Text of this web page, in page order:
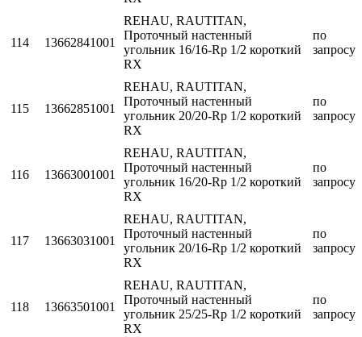
114 13662841001
REHAU, RAUTITAN,
Проточный настенный
угольник 16/16-Rp 1/2 короткий
RX
по
запросу
115 13662851001
REHAU, RAUTITAN,
Проточный настенный
угольник 20/20-Rp 1/2 короткий
RX
по
запросу
116 13663001001
REHAU, RAUTITAN,
Проточный настенный
угольник 16/20-Rp 1/2 короткий
RX
по
запросу
117 13663031001
REHAU, RAUTITAN,
Проточный настенный
угольник 20/16-Rp 1/2 короткий
RX
по
запросу
118 13663501001
REHAU, RAUTITAN,
Проточный настенный
угольник 25/25-Rp 1/2 короткий
RX
по
запросу